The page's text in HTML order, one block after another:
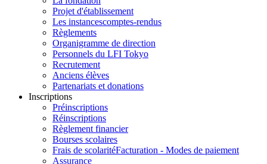
Projet d'établissement
Les instancescomptes-rendus
Règlements
Organigramme de direction
Personnels du LFI Tokyo
Recrutement
Anciens élèves
Partenariats et donations
Inscriptions
Préinscriptions
Réinscriptions
Règlement financier
Bourses scolaires
Frais de scolaritéFacturation - Modes de paiement
Assurance